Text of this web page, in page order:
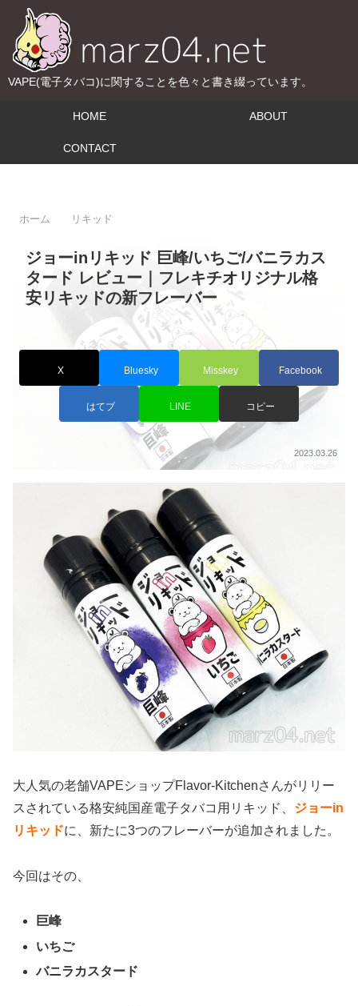
VAPE(電子タバコ)に関することを色々と書き綴っています。
HOME ABOUT
CONTACT
ホーム リキッド
ジョーinリキッド 巨峰/いちご/バニラカス
タード レビュー｜フレキチオリジナル格
安リキッドの新フレーバー
X Bluesky Misskey Facebook
はてブ LINE コピー
2023.03.26
大人気の老舗VAPEショップFlavor-Kitchenさんがリリー
スされている格安純国産電子タバコ用リキッド、 ジョーin
リキッドに、新たに3つのフレーバーが追加されました。
今回はその、
巨峰
いちご
バニラカスタード